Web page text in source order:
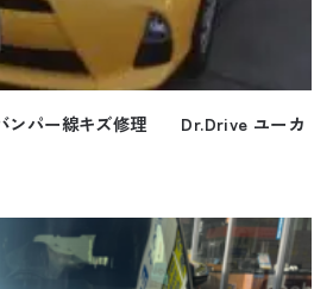
ンパー線キズ修理 Dr.Drive ユーカ